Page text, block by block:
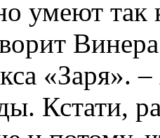
умеют так
«Заря».
Кстати,